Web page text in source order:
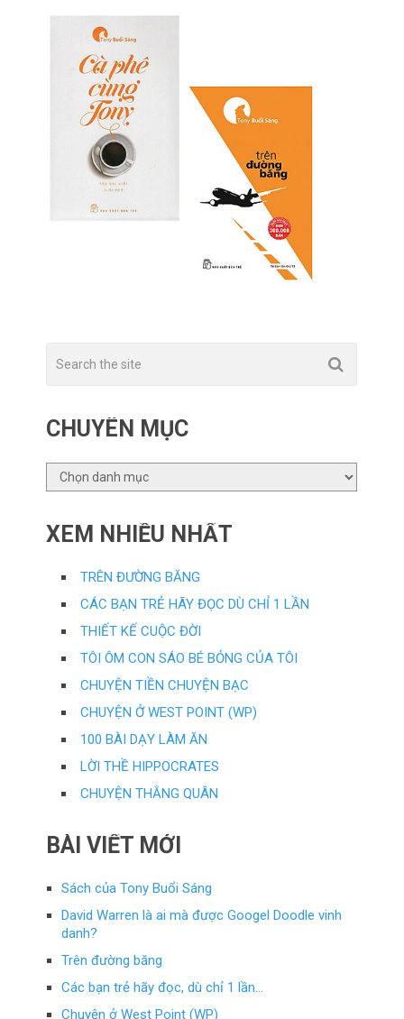
CHUYÊN MỤC
CHUYÊN
MỤC
XEM NHIỀU NHẤT
TRÊN ĐƯỜNG BĂNG
CÁC BẠN TRẺ HÃY ĐỌC DÙ CHỈ 1 LẦN
THIẾT KẾ CUỘC ĐỜI
TÔI ÔM CON SÁO BÉ BỎNG CỦA TÔI
CHUYỆN TIỀN CHUYỆN BẠC
CHUYỆN Ở WEST POINT (WP)
100 BÀI DẠY LÀM ĂN
LỜI THỀ HIPPOCRATES
CHUYỆN THẰNG QUÂN
BÀI VIẾT MỚI
Sách của Tony Buổi Sáng
David Warren là ai mà được Googel Doodle vinh
danh?
Trên đường băng
Các bạn trẻ hãy đọc, dù chỉ 1 lần…
Chuyện ở West Point (WP)